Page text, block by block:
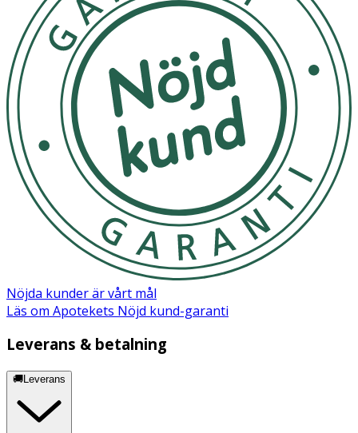
Nöjda kunder är vårt mål
Läs om Apotekets Nöjd kund-garanti
Leverans & betalning
🚚Leverans